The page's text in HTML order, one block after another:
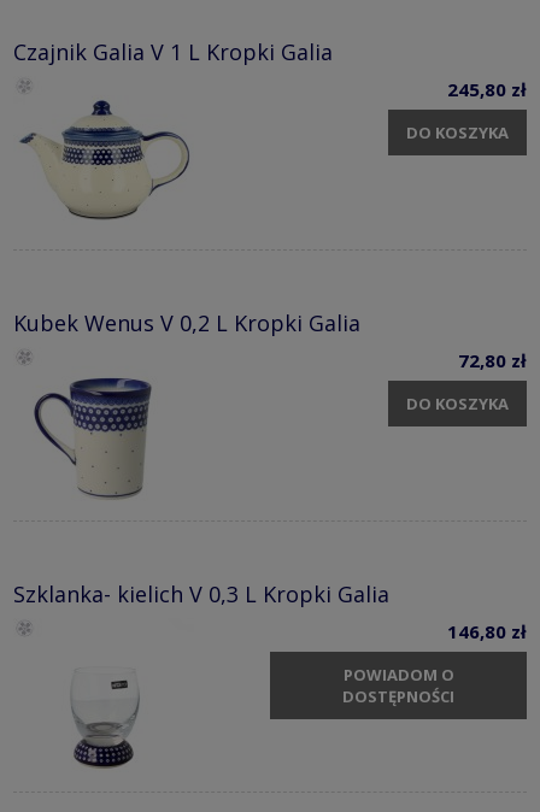
Czajnik Galia V 1 L Kropki Galia
245,80 zł
DO KOSZYKA
Kubek Wenus V 0,2 L Kropki Galia
72,80 zł
DO KOSZYKA
Szklanka- kielich V 0,3 L Kropki Galia
146,80 zł
POWIADOM O
DOSTĘPNOŚCI